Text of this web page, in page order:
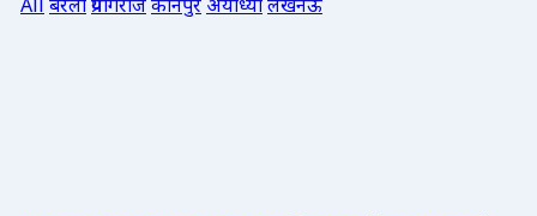
Allबरेलीप्रयागराजकानपुरअयोध्यालखनऊ